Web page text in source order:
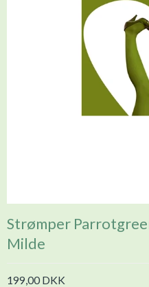
Strømper
Milde
199,00 DKK